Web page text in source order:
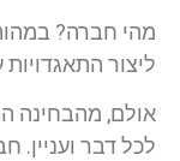
מהי חברה?
ליצור התאגדויות
אולם, מהבחינה
לכל דבר ועניין.